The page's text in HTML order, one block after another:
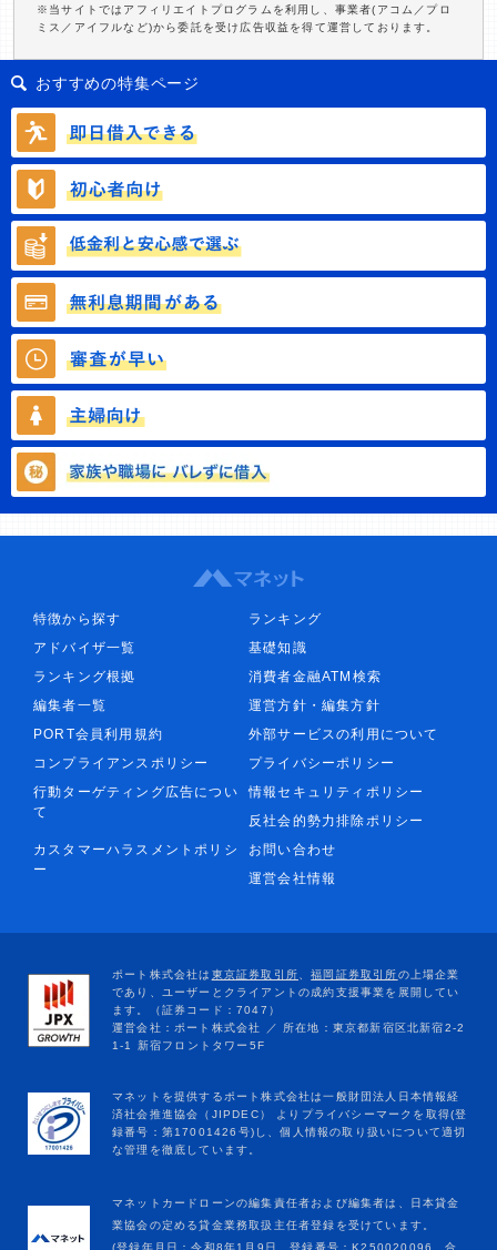
※当サイトではアフィリエイトプログラムを利用し、事業者(アコム／プロ
ミス／アイフルなど)から委託を受け広告収益を得て運営しております。
おすすめの特集ページ
特徴から探す
ランキング
アドバイザ一覧
基礎知識
ランキング根拠
消費者金融ATM検索
編集者一覧
運営方針・編集方針
PORT会員利用規約
外部サービスの利用について
コンプライアンスポリシー
プライバシーポリシー
行動ターゲティング広告につい
て
情報セキュリティポリシー
反社会的勢力排除ポリシー
カスタマーハラスメントポリシ
ー
お問い合わせ
運営会社情報
マネットカードローンの編集責任者および編集者は、日本貸金
業協会の定める貸金業務取扱主任者登録を受けています。
(登録年月日：令和8年1月9日、登録番号：K250020096、合